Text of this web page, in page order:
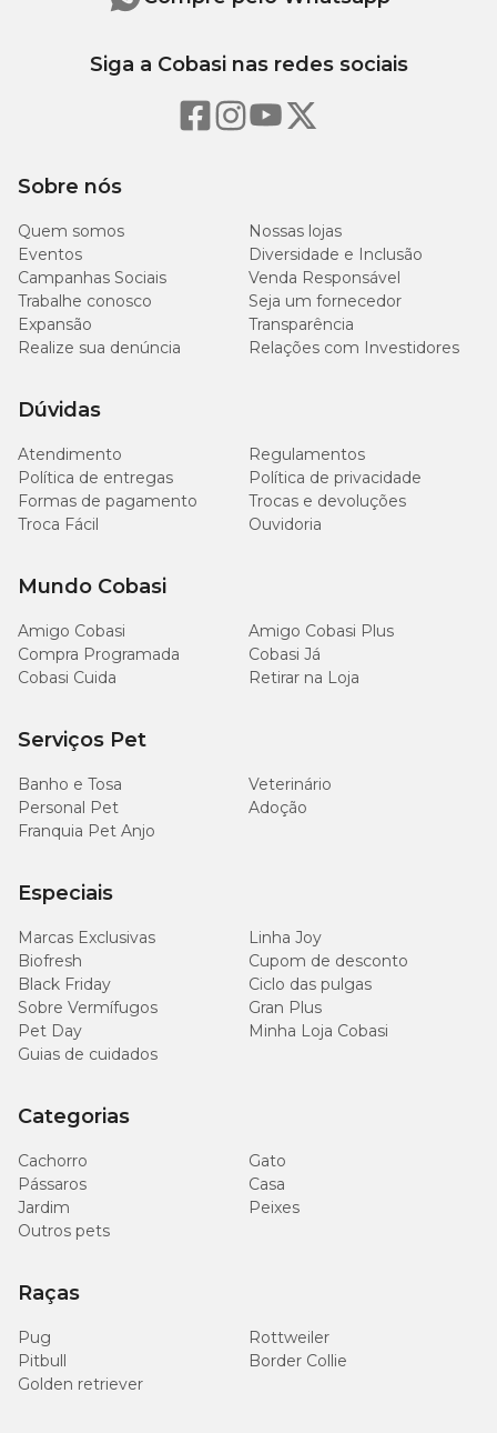
Peso do cão Quantidade
Até 7 kg Até 2 sachês
24 - 36 kg Até 2 sachês
Sobre nós
Quem somos
Nossas lojas
Eventos
Diversidade e Inclusão
Campanhas Sociais
Venda Responsável
Trabalhe conosco
Seja um fornecedor
Expansão
Transparência
Realize sua denúncia
Relações com Investidores
Dúvidas
Atendimento
Regulamentos
Política de entregas
Política de privacidade
Formas de pagamento
Trocas e devoluções
Troca Fácil
Ouvidoria
Mundo Cobasi
Amigo Cobasi
Amigo Cobasi Plus
Compra Programada
Cobasi Já
Cobasi Cuida
Retirar na Loja
Serviços Pet
Banho e Tosa
Veterinário
Personal Pet
Adoção
Franquia Pet Anjo
Especiais
Marcas Exclusivas
Linha Joy
Biofresh
Cupom de desconto
Black Friday
Ciclo das pulgas
Sobre Vermífugos
Gran Plus
Pet Day
Minha Loja Cobasi
Guias de cuidados
Categorias
Cachorro
Gato
Pássaros
Casa
Jardim
Peixes
Outros pets
Raças
Pug
Rottweiler
Pitbull
Border Collie
Golden retriever
Siga a Cobasi nas redes sociais